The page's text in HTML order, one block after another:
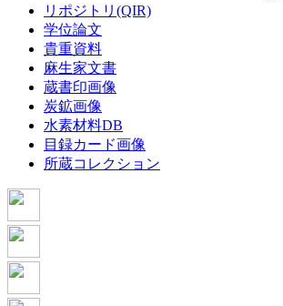
リポジトリ(QIR)
学位論文
貴重資料
麻生家文書
蔵書印画像
炭鉱画像
水素材料DB
目録カード画像
所蔵コレクション